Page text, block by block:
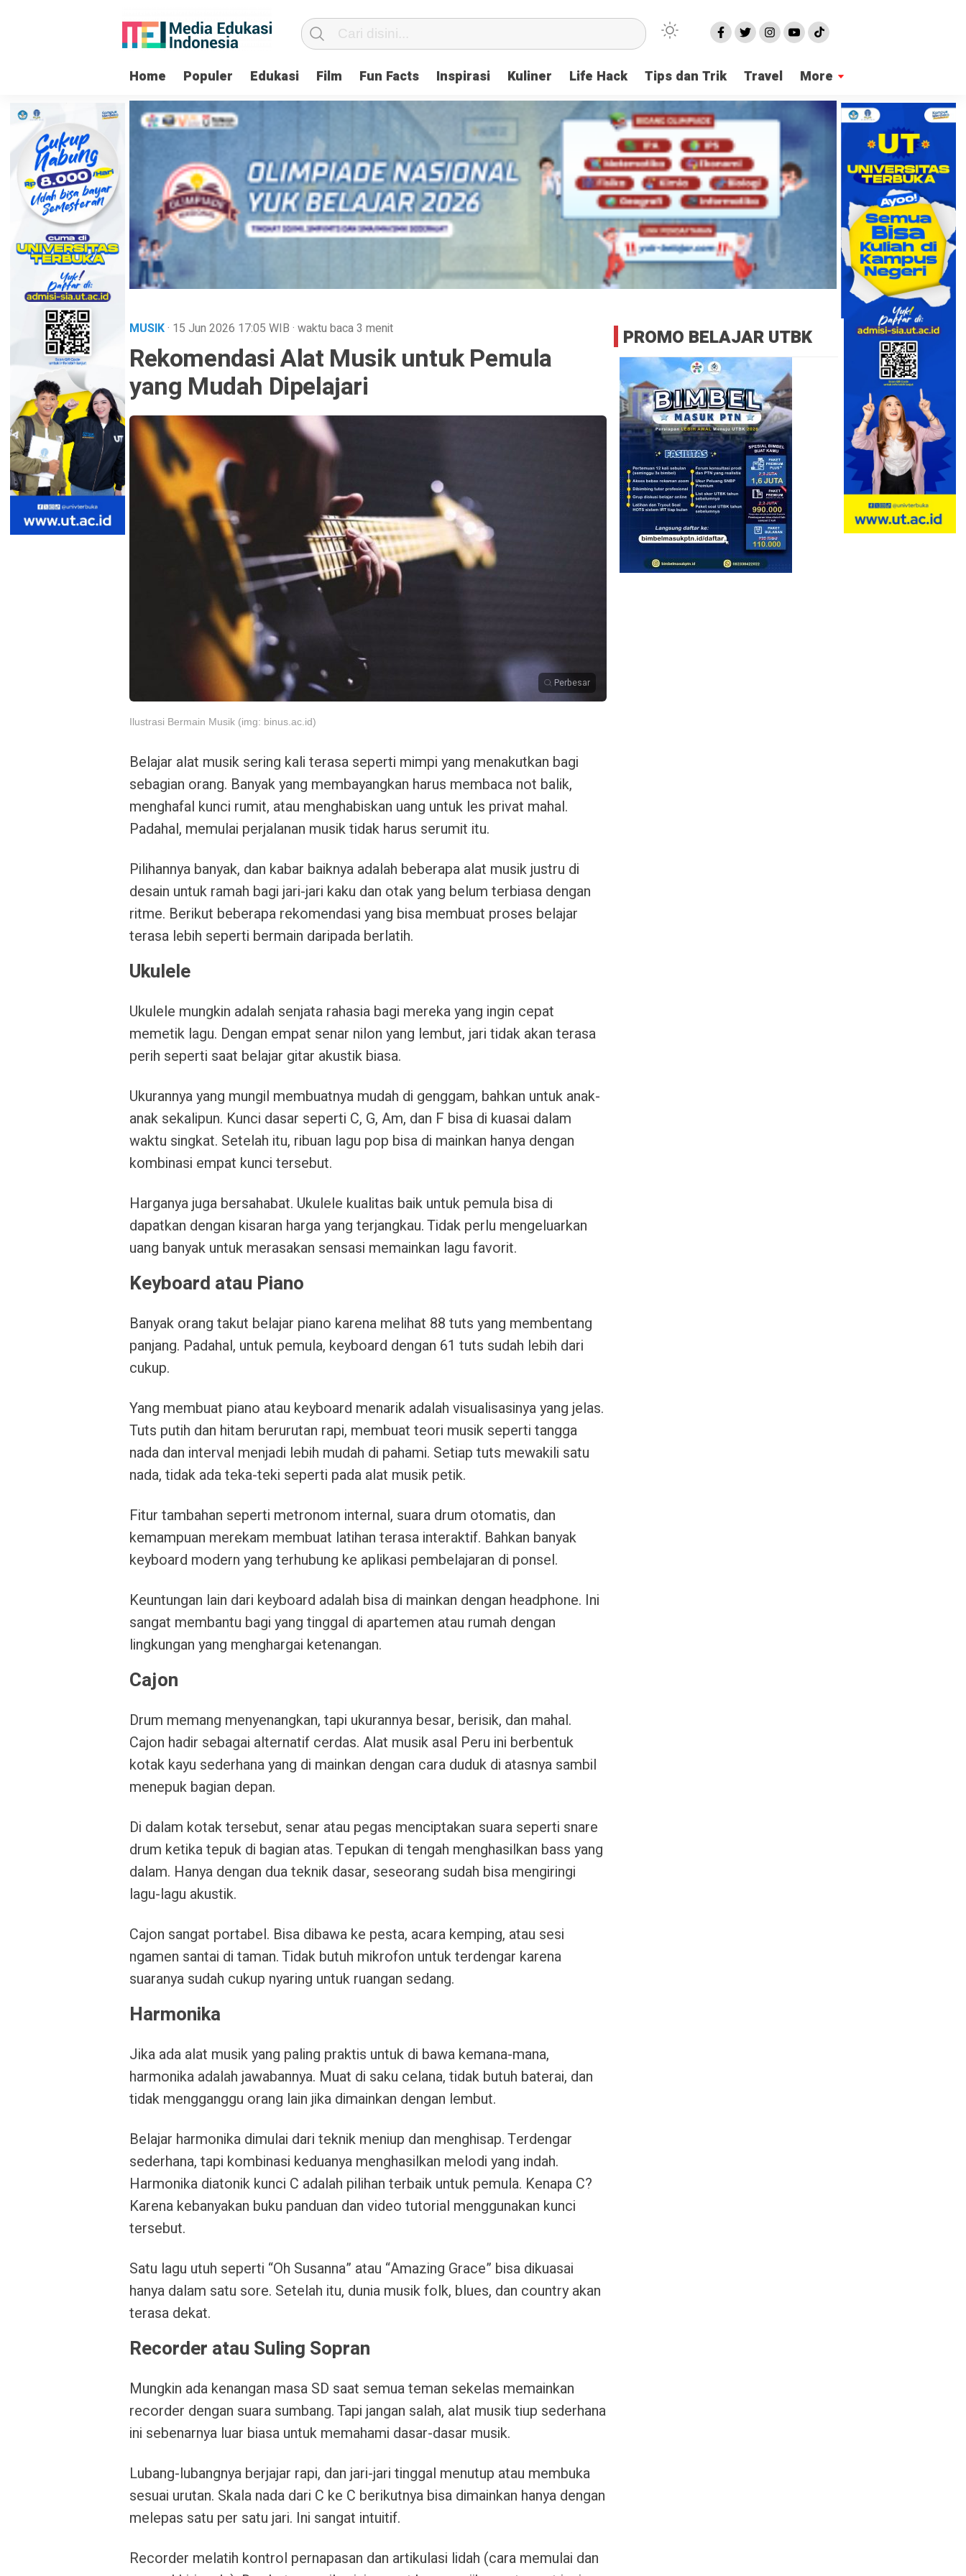
Home Populer Edukasi Film Fun Facts Inspirasi Kuliner Life Hack Tips dan Trik Travel More
MUSIK· 15 Jun 2026 17:05 WIB · waktu baca 3 menit
Rekomendasi Alat Musik untuk Pemula
yang Mudah Dipelajari
Perbesar
Ilustrasi Bermain Musik (img: binus.ac.id)
Belajar alat musik sering kali terasa seperti mimpi yang menakutkan bagi
sebagian orang. Banyak yang membayangkan harus membaca not balik,
menghafal kunci rumit, atau menghabiskan uang untuk les privat mahal.
Padahal, memulai perjalanan musik tidak harus serumit itu.
Pilihannya banyak, dan kabar baiknya adalah beberapa alat musik justru di
desain untuk ramah bagi jari-jari kaku dan otak yang belum terbiasa dengan
ritme. Berikut beberapa rekomendasi yang bisa membuat proses belajar
terasa lebih seperti bermain daripada berlatih.
Ukulele
Ukulele mungkin adalah senjata rahasia bagi mereka yang ingin cepat
memetik lagu. Dengan empat senar nilon yang lembut, jari tidak akan terasa
perih seperti saat belajar gitar akustik biasa.
Ukurannya yang mungil membuatnya mudah di genggam, bahkan untuk anak-
anak sekalipun. Kunci dasar seperti C, G, Am, dan F bisa di kuasai dalam
waktu singkat. Setelah itu, ribuan lagu pop bisa di mainkan hanya dengan
kombinasi empat kunci tersebut.
Harganya juga bersahabat. Ukulele kualitas baik untuk pemula bisa di
dapatkan dengan kisaran harga yang terjangkau. Tidak perlu mengeluarkan
uang banyak untuk merasakan sensasi memainkan lagu favorit.
Keyboard atau Piano
Banyak orang takut belajar piano karena melihat 88 tuts yang membentang
panjang. Padahal, untuk pemula, keyboard dengan 61 tuts sudah lebih dari
cukup.
Yang membuat piano atau keyboard menarik adalah visualisasinya yang jelas.
Tuts putih dan hitam berurutan rapi, membuat teori musik seperti tangga
nada dan interval menjadi lebih mudah di pahami. Setiap tuts mewakili satu
nada, tidak ada teka-teki seperti pada alat musik petik.
Fitur tambahan seperti metronom internal, suara drum otomatis, dan
kemampuan merekam membuat latihan terasa interaktif. Bahkan banyak
keyboard modern yang terhubung ke aplikasi pembelajaran di ponsel.
Keuntungan lain dari keyboard adalah bisa di mainkan dengan headphone. Ini
sangat membantu bagi yang tinggal di apartemen atau rumah dengan
lingkungan yang menghargai ketenangan.
Cajon
Drum memang menyenangkan, tapi ukurannya besar, berisik, dan mahal.
Cajon hadir sebagai alternatif cerdas. Alat musik asal Peru ini berbentuk
kotak kayu sederhana yang di mainkan dengan cara duduk di atasnya sambil
menepuk bagian depan.
Di dalam kotak tersebut, senar atau pegas menciptakan suara seperti snare
drum ketika tepuk di bagian atas. Tepukan di tengah menghasilkan bass yang
dalam. Hanya dengan dua teknik dasar, seseorang sudah bisa mengiringi
lagu-lagu akustik.
Cajon sangat portabel. Bisa dibawa ke pesta, acara kemping, atau sesi
ngamen santai di taman. Tidak butuh mikrofon untuk terdengar karena
suaranya sudah cukup nyaring untuk ruangan sedang.
Harmonika
Jika ada alat musik yang paling praktis untuk di bawa kemana-mana,
harmonika adalah jawabannya. Muat di saku celana, tidak butuh baterai, dan
tidak mengganggu orang lain jika dimainkan dengan lembut.
Belajar harmonika dimulai dari teknik meniup dan menghisap. Terdengar
sederhana, tapi kombinasi keduanya menghasilkan melodi yang indah.
Harmonika diatonik kunci C adalah pilihan terbaik untuk pemula. Kenapa C?
Karena kebanyakan buku panduan dan video tutorial menggunakan kunci
tersebut.
Satu lagu utuh seperti “Oh Susanna” atau “Amazing Grace” bisa dikuasai
hanya dalam satu sore. Setelah itu, dunia musik folk, blues, dan country akan
terasa dekat.
Recorder atau Suling Sopran
Mungkin ada kenangan masa SD saat semua teman sekelas memainkan
recorder dengan suara sumbang. Tapi jangan salah, alat musik tiup sederhana
ini sebenarnya luar biasa untuk memahami dasar-dasar musik.
Lubang-lubangnya berjajar rapi, dan jari-jari tinggal menutup atau membuka
sesuai urutan. Skala nada dari C ke C berikutnya bisa dimainkan hanya dengan
melepas satu per satu jari. Ini sangat intuitif.
Recorder melatih kontrol pernapasan dan artikulasi lidah (cara memulai dan
PROMO BELAJAR UTBK